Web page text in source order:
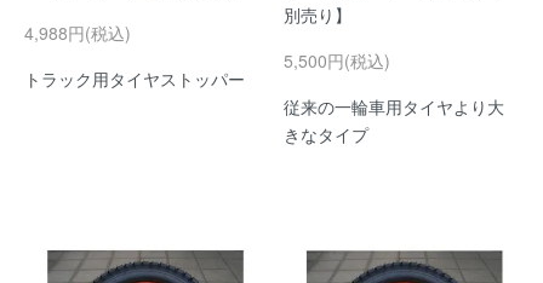
4,988円(税込)
トラック用タイヤストッパー
別売り】
5,500円(税込)
従来の一輪車用タイヤより大
きなタイプ